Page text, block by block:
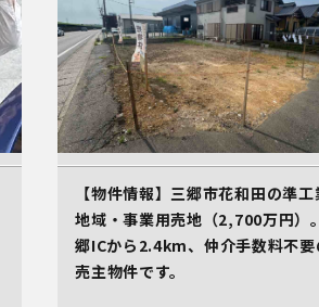
【物件情報】三郷市花和田の準工
地域・事業用売地（2,700万円）
郷ICから2.4km、仲介手数料不要
売主物件です。